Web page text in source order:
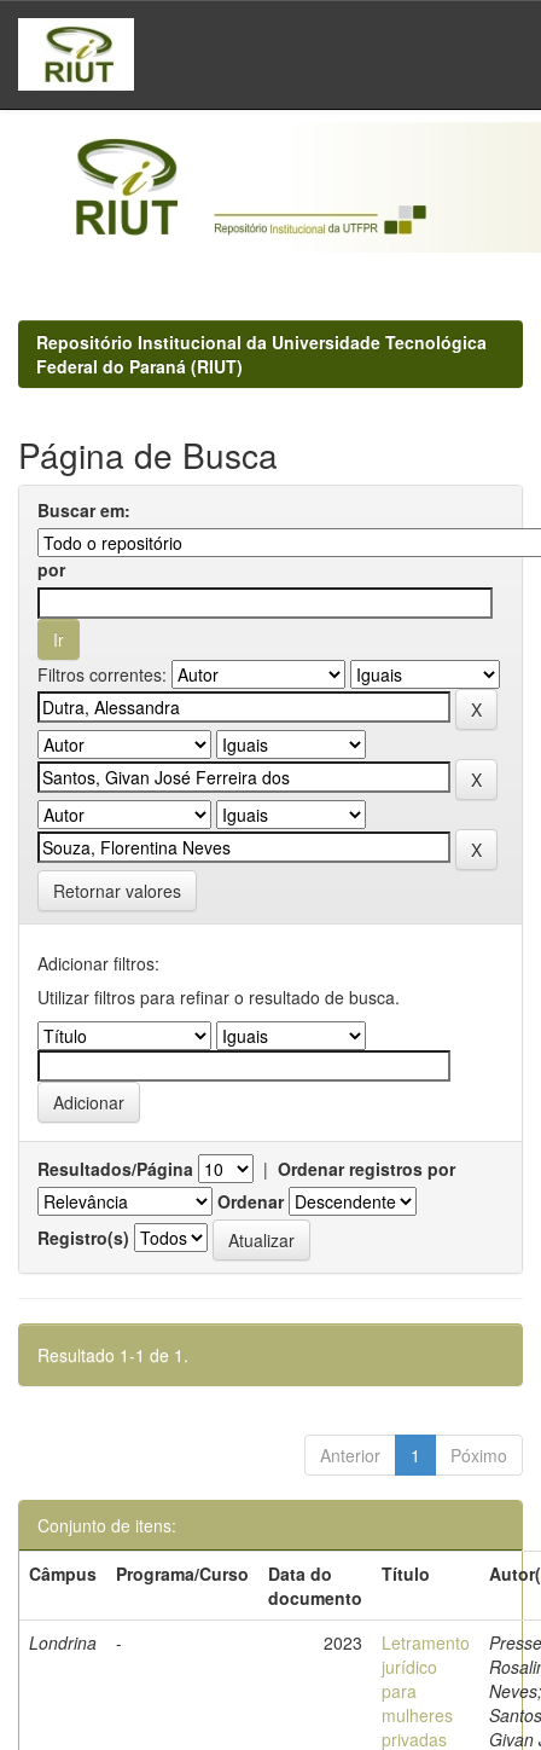
Skip
navigation
Repositório Institucional da Universidade Tecnológica
Federal do Paraná (RIUT)
Página de Busca
Buscar em:
por
Filtros correntes:
Retornar valores
Adicionar filtros:
Utilizar filtros para refinar o resultado de busca.
Resultados/Página | Ordenar registros por
Ordenar
Registro(s)
Resultado 1-1 de 1.
Anterior 1 Póximo
Conjunto de itens:
Câmpus
Programa/Curso
Data do
documento
Título
Londrina - 2023
Letramento
jurídico
para
mulheres
privadas
Neves;
Givan